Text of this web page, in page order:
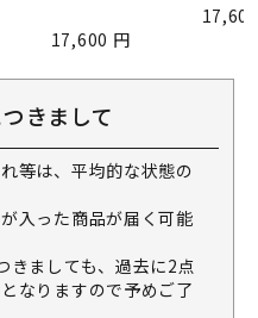
17,600 円
きまして
等は、平均的な状態の
入った商品が届く可能
きましても、過去に2点
なりますので予めご了